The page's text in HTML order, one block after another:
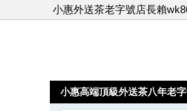
小惠外送茶老字號店長賴
小惠高端頂級外送茶八年老